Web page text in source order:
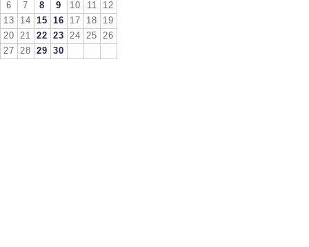
6
7 8 9 10 11
12
13
14 15 16 17 18
19
20
21 22 23 24 25
26
27
28 29 30